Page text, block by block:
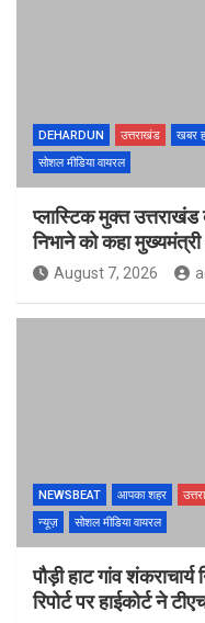
DEHARDUN उत्तराखंड खबर
सोशल मीडिया वायरल
प्लास्टिक मुक्त उत्तराखंड
निभाने को कहा मुख्यमंत्री
August 7, 2026
NEWSBEAT आपका शहर
न्यूज़
सोशल मीडिया वायरल
पौड़ी हाट गांव शंकराचार्य
रिपोर्ट पर हाईकोर्ट ने